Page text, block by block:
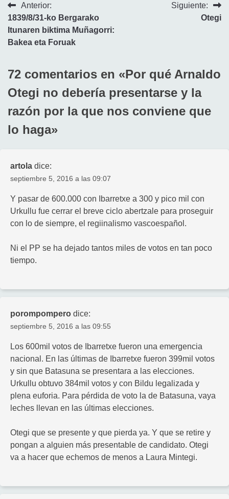
Navegación
de
entradas
Anterior:
1839/8/31-ko Bergarako
Itunaren biktima Muñagorri:
Bakea eta Foruak
Siguiente:
Otegi
72 comentarios en «Por qué Arnaldo
Otegi no debería presentarse y la
razón por la que nos conviene que
lo haga»
artola dice:
septiembre 5, 2016 a las 09:07
Y pasar de 600.000 con Ibarretxe a 300 y pico mil con
Urkullu fue cerrar el breve ciclo abertzale para proseguir
con lo de siempre, el regiinalismo vascoespañol.
Ni el PP se ha dejado tantos miles de votos en tan poco
tiempo.
porompompero dice:
septiembre 5, 2016 a las 09:55
Los 600mil votos de Ibarretxe fueron una emergencia
nacional. En las últimas de Ibarretxe fueron 399mil votos
y sin que Batasuna se presentara a las elecciones.
Urkullu obtuvo 384mil votos y con Bildu legalizada y
plena euforia. Para pérdida de voto la de Batasuna, vaya
leches llevan en las últimas elecciones.
Otegi que se presente y que pierda ya. Y que se retire y
pongan a alguien más presentable de candidato. Otegi
va a hacer que echemos de menos a Laura Mintegi.